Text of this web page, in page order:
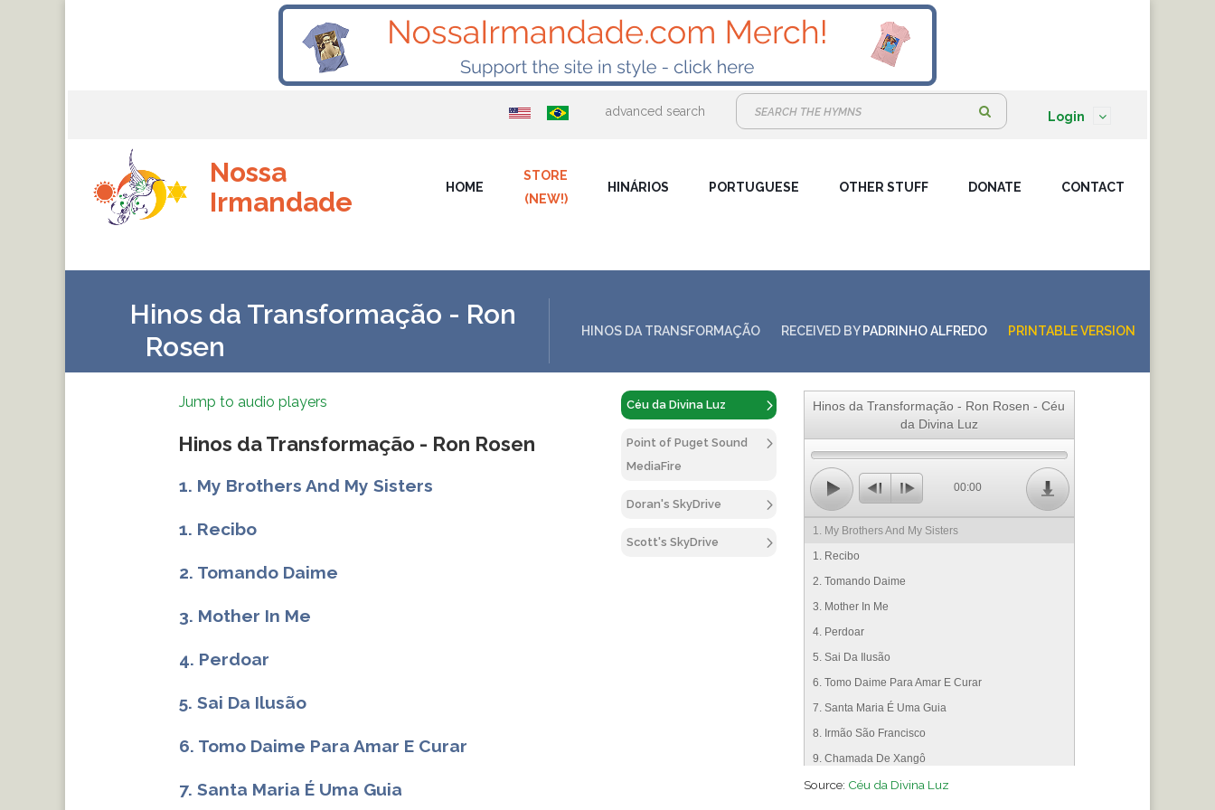
advanced search
r
:
Login
Nossa
Irmandade
HOME
STORE
(NEW!)
HINÁRIOS PORTUGUESE OTHER STUFF DONATE CONTACT
Hinos da Transformação - Ron
Rosen
HINOS DA TRANSFORMAÇÃO RECEIVED BY PADRINHO ALFREDO PRINTABLE VERSION
Jump to audio players
Hinos da Transformação - Ron Rosen
1. My Brothers And My Sisters
1. Recibo
2. Tomando Daime
3. Mother In Me
4. Perdoar
5. Sai Da Ilusão
6. Tomo Daime Para Amar E Curar
7. Santa Maria É Uma Guia
Céu da Divina Luz
Point of Puget Sound
MediaFire
Doran's SkyDrive
Scott's SkyDrive
Hinos da Transformação - Ron Rosen - Céu
da Divina Luz
00:00
1. My Brothers And My Sisters
1. Recibo
2. Tomando Daime
3. Mother In Me
4. Perdoar
5. Sai Da Ilusão
6. Tomo Daime Para Amar E Curar
7. Santa Maria É Uma Guia
8. Irmão São Francisco
9. Chamada De Xangô
10. Onde Mora Iemanjá
Source: Céu da Divina Luz